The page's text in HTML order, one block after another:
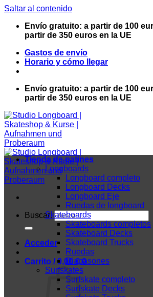
Saltar al contenido
Envío gratuito: a partir de 100
partir de 350 euros en la UE
Gastos de envío
Horario y cómo llegar
Envío gratuito: a partir de 100
partir de 350 euros en la UE
Buscar:
Acceder
Carrito /0,00€ 0
Tienda de patines
Longboards
Longboard completo
Longboard Decks
Longboard Eje
Ruedas de longboard
Skateboards
Skateboards completos
Skateboard Decks
Skateboard Trucks
Ruedas
Diapasones
Surfskates
Surfskate completo
Surfskate Decks